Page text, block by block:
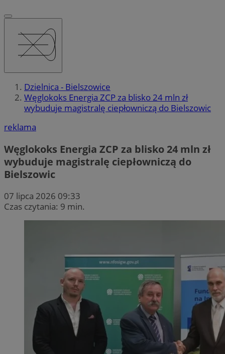
Dzielnica - Bielszowice
Węglokoks Energia ZCP za blisko 24 mln zł
wybuduje magistralę ciepłowniczą do Bielszowic
reklama
Węglokoks Energia ZCP za blisko 24 mln zł
wybuduje magistralę ciepłowniczą do
Bielszowic
07 lipca 2026 09:33
Czas czytania: 9 min.